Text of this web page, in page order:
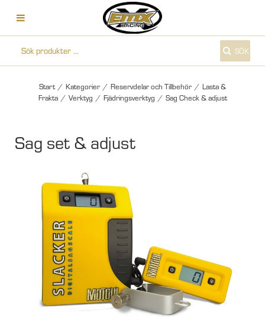
SÖK
Start / Kategorier / Reservdelar och Tillbehör / Lasta &
Frakta / Verktyg / Fjädringsverktyg / Sag Check & adjust
Sag set & adjust